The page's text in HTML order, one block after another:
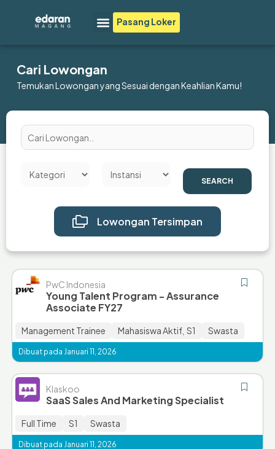
Menu
Pasang Loker
Cari Lowongan
Temukan Lowongan yang Sesuai dengan Keahlian Kamu!
SEARCH
Lowongan Tersimpan
PwC Indonesia
Young Talent Program - Assurance
Associate FY27
Management Trainee Mahasiswa Aktif S1 Swasta
Dibuat pada Januari 11, 2026
Klaskoo
SaaS Sales And Marketing Specialist
Full Time S1 Swasta
Dibuat pada Januari 11, 2026